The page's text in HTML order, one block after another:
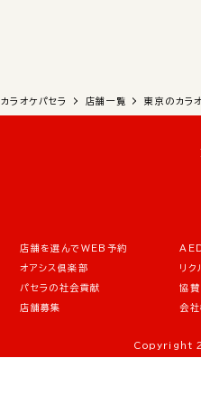
カラオケパセラ 店舗一覧 東京のカラ
店舗を選んでWEB予約
オアシス倶楽部 リク
パセラの社会貢献 協賛
店舗募集 会社
Copyright